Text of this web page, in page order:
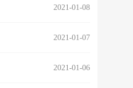
2021-01-08
2021-01-07
2021-01-06